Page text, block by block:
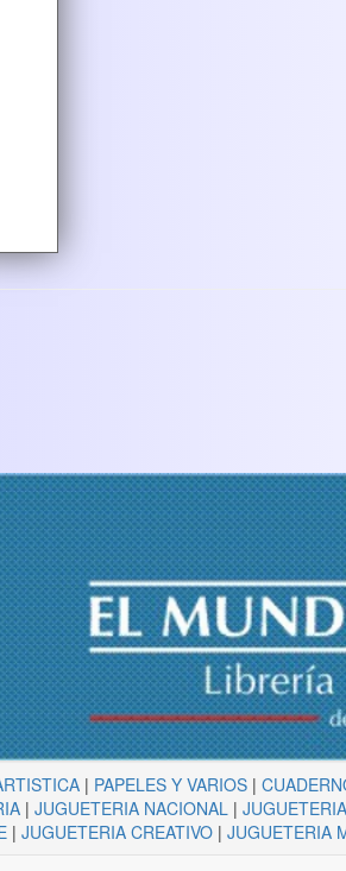
| PAPELES Y VARIOS |
| JUGUETERIA NACIONAL |
| JUGUETERIA CREATIVO| JUGUETERIA